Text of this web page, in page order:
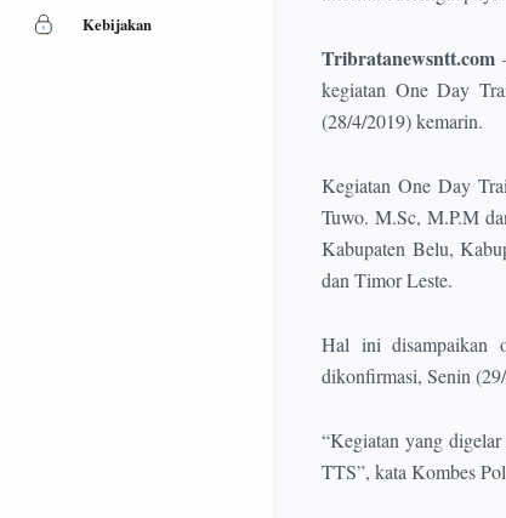
Tribratanewsntt.com
kegiatan One Day
(28/4/2019) kemarin.
Kegiatan One Day
Tuwo. M.Sc, M.P.M
Kabupaten Belu,
dan Timor Leste.
Hal ini disampaikan
dikonfirmasi, Senin
“Kegiatan yang
TTS”, kata Kombes
Kebijakan